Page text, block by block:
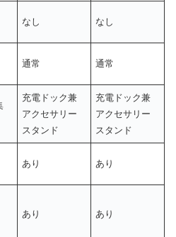
なし なし
通常 通常
充電ドック兼
アクセサリー
スタンド
充電ドック兼
アクセサリー
スタンド
あり あり
あり あり